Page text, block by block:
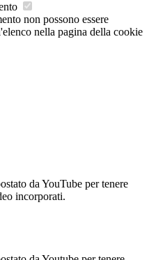
non possono essere
nella pagina della cookie
da YouTube per tenere
incorporati.